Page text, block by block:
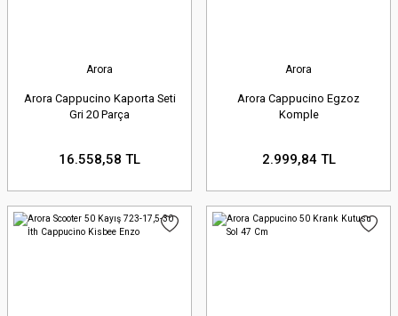
Arora
Arora Cappucino Kaporta Seti
Gri 20 Parça
16.558,58 TL
Arora
Arora Cappucino Egzoz
Komple
2.999,84 TL